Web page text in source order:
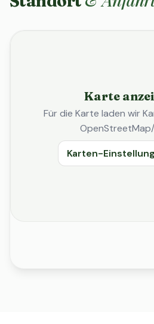
Karte
Für die Karte laden wir
OpenStreetMap/
Karten-